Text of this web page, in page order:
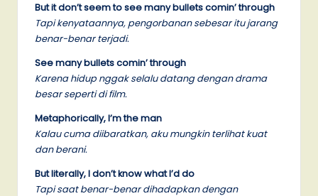
But it don’t seem to see many bullets comin’ through
Tapi kenyataannya, pengorbanan sebesar itu jarang
benar-benar terjadi.
See many bullets comin’ through
Karena hidup nggak selalu datang dengan drama
besar seperti di film.
Metaphorically, I’m the man
Kalau cuma diibaratkan, aku mungkin terlihat kuat
dan berani.
But literally, I don’t know what I’d do
Tapi saat benar-benar dihadapkan dengan